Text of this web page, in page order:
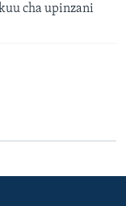
cha upinzani